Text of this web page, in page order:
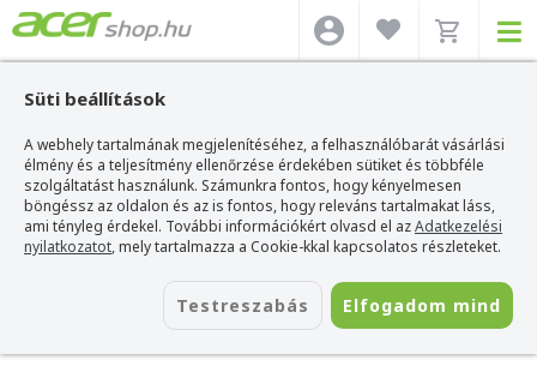
Süti beállítások
A webhely tartalmának megjelenítéséhez, a felhasználóbarát vásárlási
élmény és a teljesítmény ellenőrzése érdekében sütiket és többféle
szolgáltatást használunk. Számunkra fontos, hogy kényelmesen
böngéssz az oldalon és az is fontos, hogy releváns tartalmakat láss,
ami tényleg érdekel. További információkért olvasd el azAdatkezelési
nyilatkozatot, mely tartalmazza a Cookie-kkal kapcsolatos részleteket.
Testreszabás Elfogadom mind
Acer webshop>Hírek>Az Acer és a Windows Phone együtt?
Az Acer és a Windows Phone
együtt?